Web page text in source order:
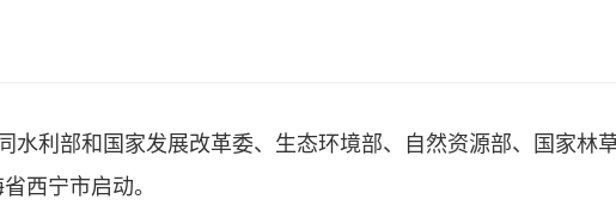
利部和国家发展改革委、生态环境部、自然资源部、国家林
西宁市启动。